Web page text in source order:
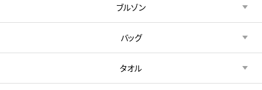
ブルゾン
バッグ
タオル